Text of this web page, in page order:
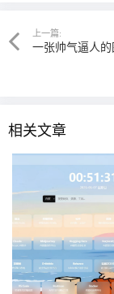
上一篇:
一张帅气逼人的
相关文章